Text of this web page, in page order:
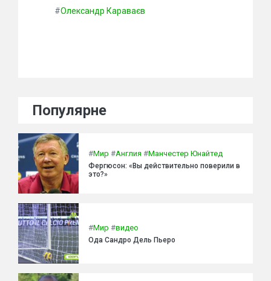
#Олександр Караваєв
Популярне
#Мир #Англия #Манчестер Юнайтед
Фергюсон: «Вы действительно поверили в
это?»
#Мир #видео
Ода Сандро Дель Пьеро